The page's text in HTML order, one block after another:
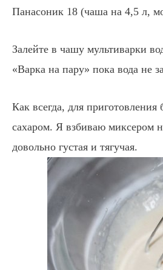
Панасоник 18 (чаша на 4,5 л,
Залейте в чашу мультиварки
«Варка на пару» пока вода не
Как всегда, для
сахаром. Я взбиваю миксером
довольно густая и тягучая.